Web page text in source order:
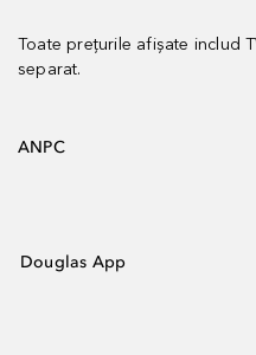
Toate prețurile afișate includ
separat.
ANPC
Douglas App